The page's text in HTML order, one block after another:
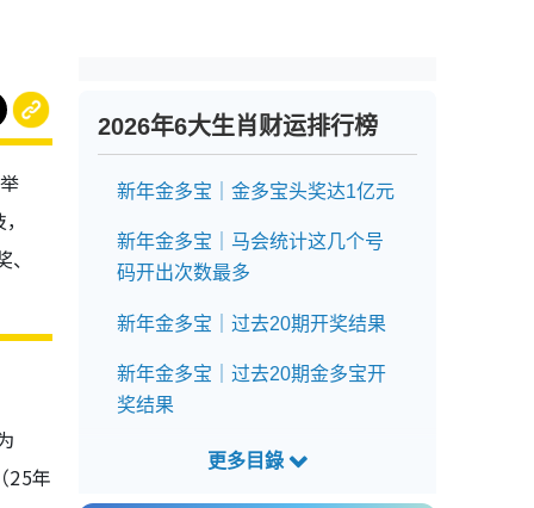
25年
2026年6大生肖财运排行榜
新年金多宝｜金多宝头奖达1亿元
新年金多宝｜马会统计这几个号
码开出次数最多
新年金多宝｜过去20期开奖结果
新年金多宝｜过去20期金多宝开
奖结果
新年金多宝｜马会统计开出次数